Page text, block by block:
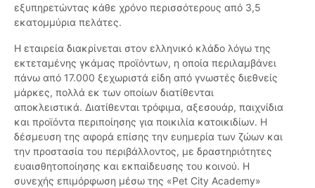
εξυπηρετώντας κάθε χρόνο περισσότερους από 3,5
εκατομμύρια πελάτες.
Η εταιρεία διακρίνεται στον ελληνικό κλάδο λόγω της
εκτεταμένης γκάμας προϊόντων, η οποία περιλαμβάνει
πάνω από 17.000 ξεχωριστά είδη από γνωστές διεθνείς
μάρκες, πολλά εκ των οποίων διατίθενται
αποκλειστικά. Διατίθενται τρόφιμα, αξεσουάρ, παιχνίδια
και προϊόντα περιποίησης για ποικιλία κατοικιδίων. Η
δέσμευση της αφορά επίσης την ευημερία των ζώων και
την προστασία του περιβάλλοντος, με δραστηριότητες
ευαισθητοποίησης και εκπαίδευσης του κοινού. Η
συνεχής επιμόρφωση μέσω της «Pet City Academy»